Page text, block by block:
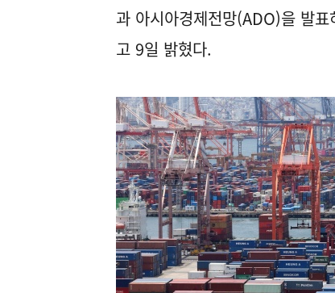
과 아시아경제전망(ADO)을 발
고 9일 밝혔다.